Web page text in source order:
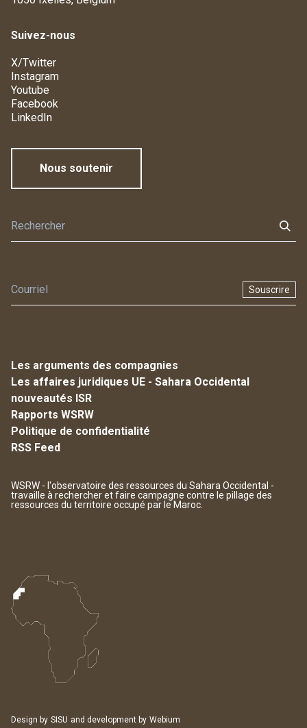
Suivez-nous
X/Twitter
Instagram
Youtube
Facebook
LinkedIn
Nous soutenir
Souscrire
Les arguments des compagnies
Les affaires juridiques UE - Sahara Occidental
nouveautés ISR
Rapports WSRW
Politique de confidentialité
RSS Feed
WSRW - l'observatoire des ressources du Sahara Occidental -
travaille à rechercher et faire campagne contre le pillage des
ressources du territoire occupé par le Maroc.
Design by SISU and development by Webium